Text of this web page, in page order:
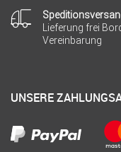
Lieferung frei
Vereinbarung
UNSERE